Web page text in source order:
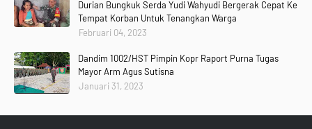
Durian Bungkuk Serda Yudi Wahyudi Bergerak Cepat Ke
Tempat Korban Untuk Tenangkan Warga
Februari 04, 2023
Dandim 1002/HST Pimpin Kopr Raport Purna Tugas
Mayor Arm Agus Sutisna
Januari 31, 2023